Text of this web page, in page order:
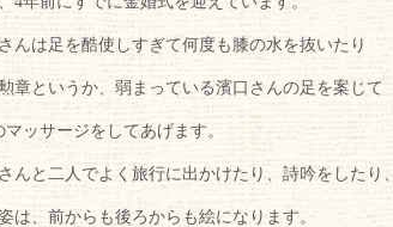
んは足を酷使しすぎて何度も膝の水を抜いたり
章というか、弱まっている濱口さんの足を案じて
ッサージをしてあげます。
んと二人でよく旅行に出かけたり、詩吟をしたり、
は、前からも後ろからも絵になります。